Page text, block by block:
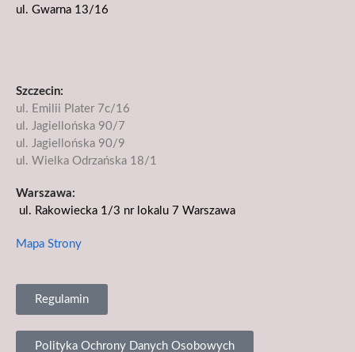
ul. Gwarna 13/16
Szczecin:
ul. Emilii Plater 7c/16
ul. Jagiellońska 90/7
ul. Jagiellońska 90/9
ul. Wielka Odrzańska 18/1
Warszawa:
ul. Rakowiecka 1/3 nr lokalu 7 Warszawa
Mapa Strony
Regulamin
Polityka Ochrony Danych Osobowych